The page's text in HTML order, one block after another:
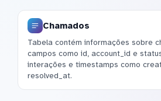
Chamados
Tabela contém informações sobre
campos como id, account_id e
interações e timestamps como
resolved_at.